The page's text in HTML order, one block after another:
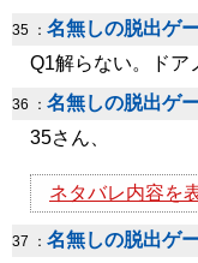
35 ： 名無しの脱出ゲ
Q1解らない。ドア
36 ： 名無しの脱出ゲ
35さん、
ネタバレ内容を
37 ： 名無しの脱出ゲ